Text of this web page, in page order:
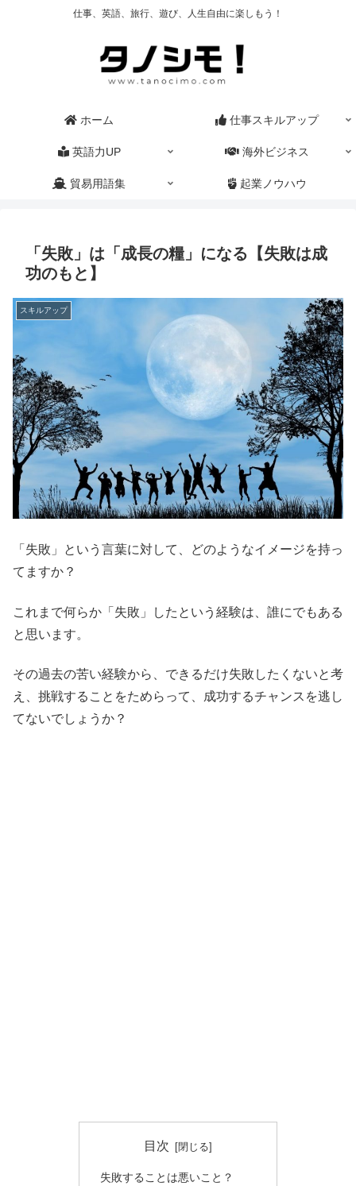
仕事、英語、旅行、遊び、人生自由に楽しもう！
ホーム 仕事スキルアップ
英語力UP 海外ビジネス
貿易用語集 起業ノウハウ
「失敗」は「成長の糧」になる【失敗は成
功のもと】
スキルアップ
「失敗」という言葉に対して、どのようなイメージを持っ
てますか？
これまで何らか「失敗」したという経験は、誰にでもある
と思います。
その過去の苦い経験から、できるだけ失敗したくないと考
え、挑戦することをためらって、成功するチャンスを逃し
てないでしょうか？
目次
失敗することは悪いこと？